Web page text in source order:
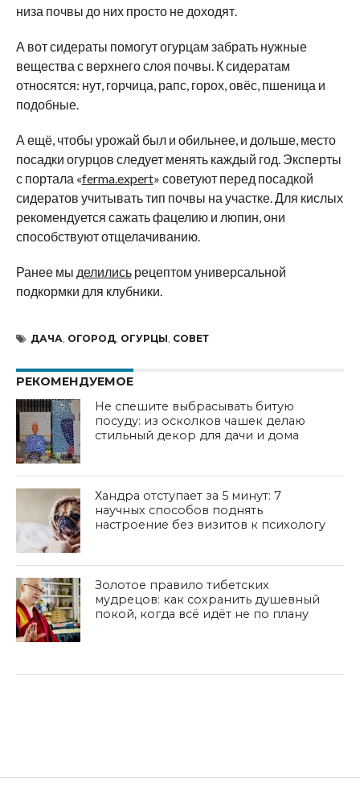
низа почвы до них просто не доходят.
А вот сидераты помогут огурцам забрать нужные
вещества с верхнего слоя почвы. К сидератам
относятся: нут, горчица, рапс, горох, овёс, пшеница и
подобные.
А ещё, чтобы урожай был и обильнее, и дольше, место
посадки огурцов следует менять каждый год. Эксперты
с портала «ferma.expert» советуют перед посадкой
сидератов учитывать тип почвы на участке. Для кислых
рекомендуется сажать фацелию и люпин, они
способствуют отщелачиванию.
Ранее мы делилисьрецептом универсальной
подкормки для клубники.
ДАЧА, ОГОРОД, ОГУРЦЫ, СОВЕТ
РЕКОМЕНДУЕМОЕ
Не спешите выбрасывать битую
посуду: из осколков чашек делаю
стильный декор для дачи и дома
Хандра отступает за 5 минут: 7
научных способов поднять
настроение без визитов к психологу
Золотое правило тибетских
мудрецов: как сохранить душевный
покой, когда всё идёт не по плану